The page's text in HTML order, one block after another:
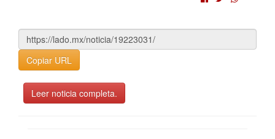
Copiar URL
Leer noticia completa.